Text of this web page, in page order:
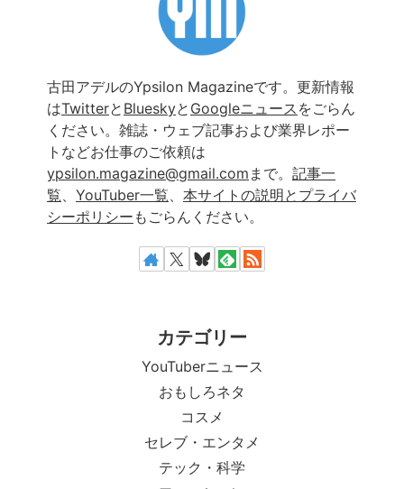
古田アデルのYpsilon Magazineです。更新情報
はTwitterと Blueskyと Googleニュース をごらん
ください。雑誌・ウェブ記事および業界レポー
トなどお仕事のご依頼は
ypsilon.magazine@gmail.com まで。 記事一
覧
YouTuber一覧
本サイトの説明とプライバ
シーポリシー もごらんください。
カテゴリー
YouTuberニュース
おもしろネタ
コスメ
セレブ・エンタメ
テック・科学